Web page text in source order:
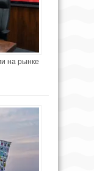
на рынке